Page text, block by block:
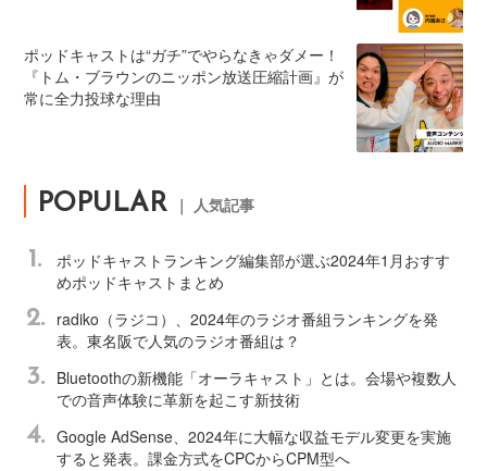
ポッドキャストは“ガチ”でやらなきゃダメー！
『トム・ブラウンのニッポン放送圧縮計画』が
常に全力投球な理由
POPULAR ｜ 人気記事
1.
ポッドキャストランキング編集部が選ぶ2024年1月おすす
めポッドキャストまとめ
2.
radiko（ラジコ）、2024年のラジオ番組ランキングを発
表。東名阪で人気のラジオ番組は？
3.
Bluetoothの新機能「オーラキャスト」とは。会場や複数人
での音声体験に革新を起こす新技術
4. Google AdSense、2024年に大幅な収益モデル変更を実施
すると発表。課金方式をCPCからCPM型へ